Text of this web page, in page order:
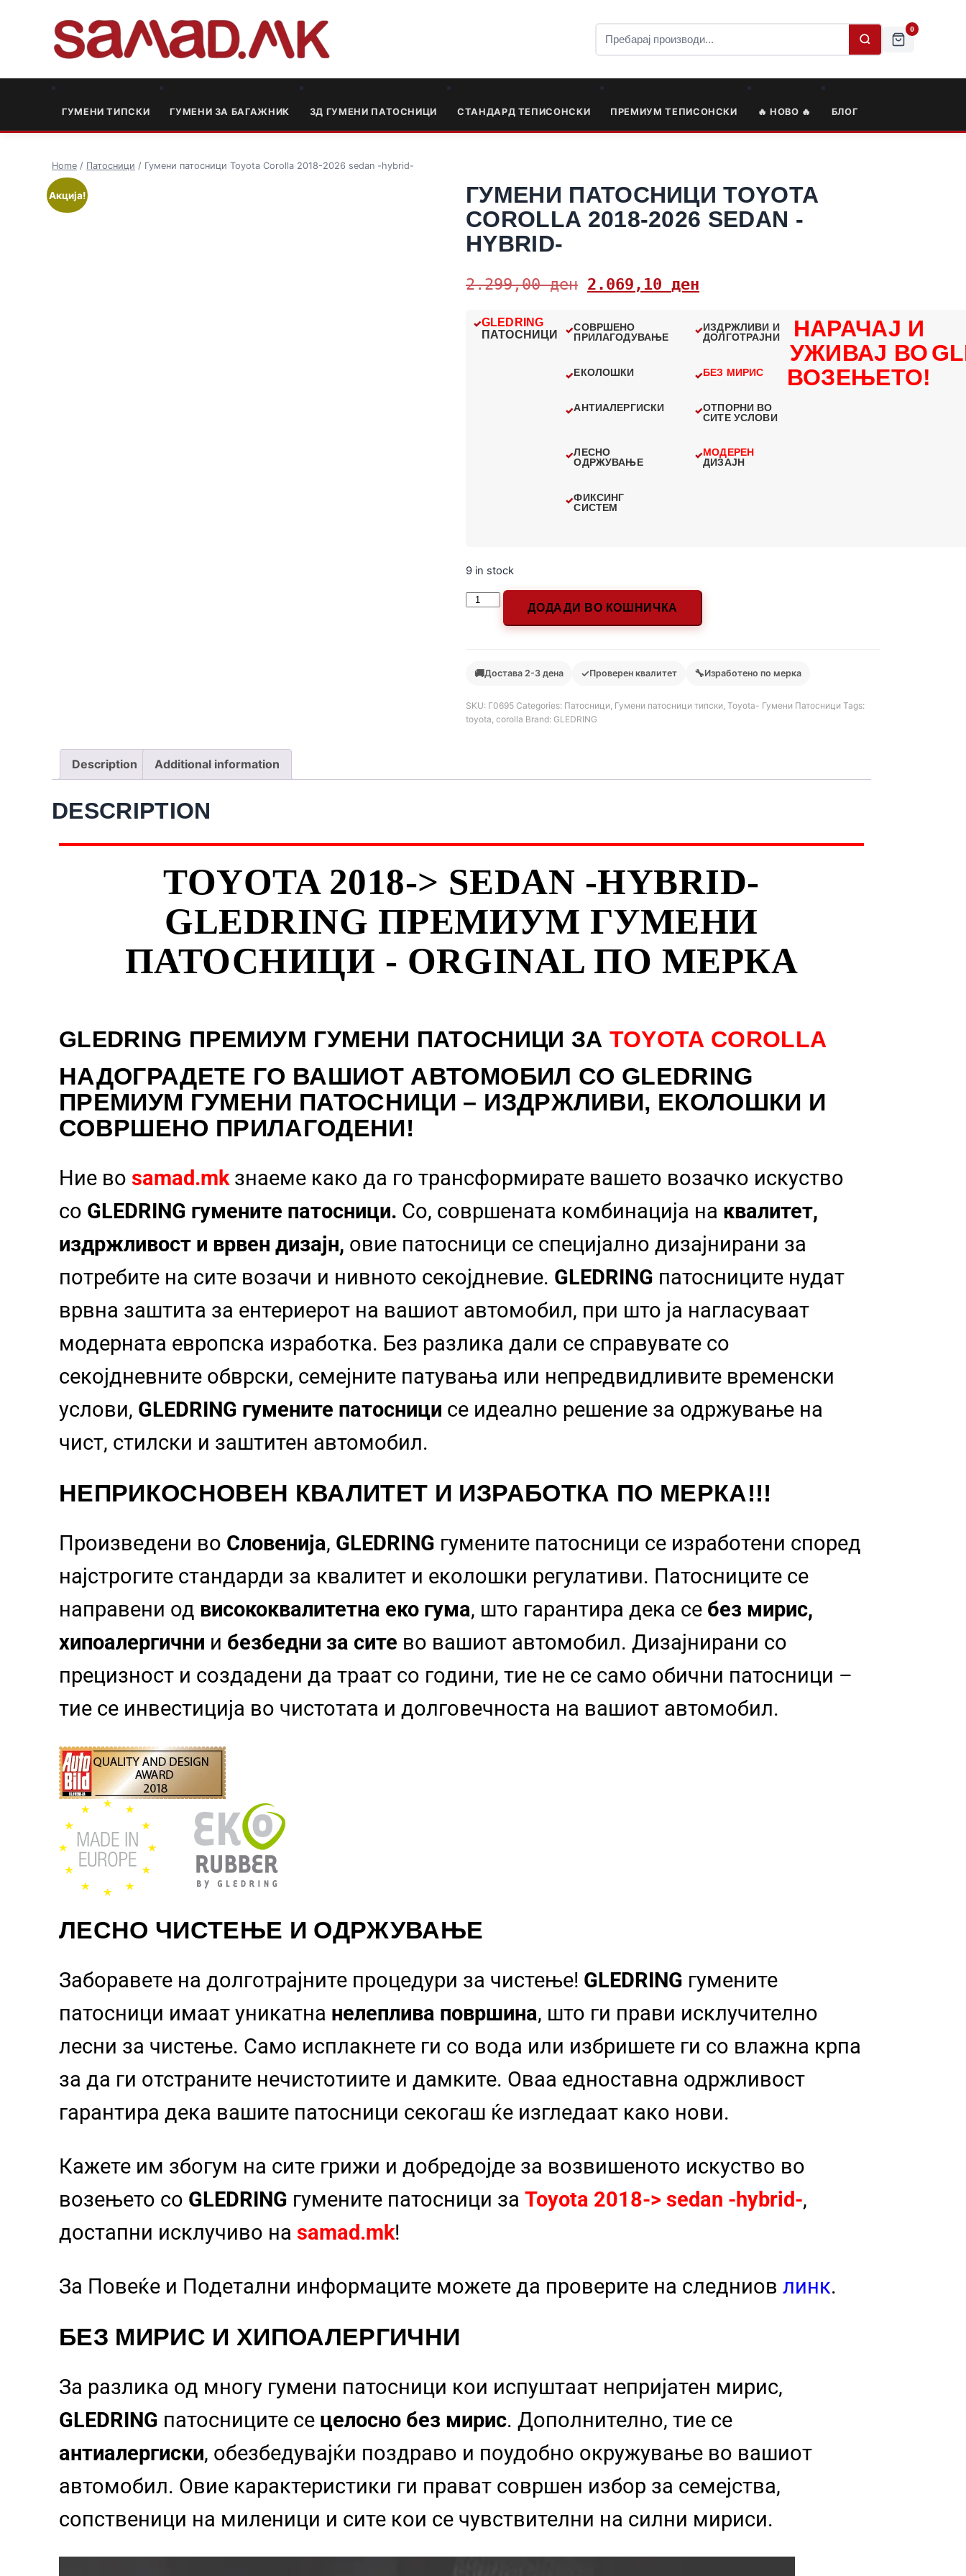
0
ГУМЕНИ ТИПСКИ ГУМЕНИ ЗА БАГАЖНИК 3Д ГУМЕНИ ПАТОСНИЦИ СТАНДАРД ТЕПИСОНСКИ ПРЕМИУМ ТЕПИСОНСКИ 🔥 НОВО 🔥 БЛОГ
Home / Патосници / Гумени патосници Toyota Corolla 2018-2026 sedan -hybrid-
Акција!
ГУМЕНИ ПАТОСНИЦИ TOYOTA
COROLLA 2018-2026 SEDAN -
HYBRID-
2.299,00ден 2.069,10 ден
GLEDRING
ПАТОСНИЦИ
СОВРШЕНО
ПРИЛАГОДУВАЊЕ
ИЗДРЖЛИВИ И
ДОЛГОТРАЈНИ
ЕКОЛОШКИ БЕЗ МИРИС
АНТИАЛЕРГИСКИ
ОТПОРНИ ВО
СИТЕ УСЛОВИ
ЛЕСНО
ОДРЖУВАЊЕ
МОДЕРЕН
ДИЗАЈН
ФИКСИНГ
СИСТЕМ
НАРАЧАЈ И
УЖИВАЈ ВО
ВОЗЕЊЕТО!
9 in stock
ДОДАДИ ВО КОШНИЧКА
🚚Достава 2-3 дена ✓Проверен квалитет 🔧Изработено по мерка
SKU: Г0695 Categories: Патосници Гумени патосници типски Toyota- Гумени Патосници Tags:
toyota corolla Brand: GLEDRING
Description Additional information
DESCRIPTION
TOYOTA 2018-> SEDAN -HYBRID-
GLEDRING ПРЕМИУМ ГУМЕНИ
ПАТОСНИЦИ - ORGINAL ПО МЕРКА
GLEDRING ПРЕМИУМ ГУМЕНИ ПАТОСНИЦИ ЗА TOYOTA COROLLA
НАДОГРАДЕТЕ ГО ВАШИОТ АВТОМОБИЛ СО GLEDRING
ПРЕМИУМ ГУМЕНИ ПАТОСНИЦИ – ИЗДРЖЛИВИ, ЕКОЛОШКИ И
СОВРШЕНО ПРИЛАГОДЕНИ!
Ние во samad.mkзнаеме како да го трансформирате вашето возачко искуство
со GLEDRING гумените патосници. Со, совршената комбинација на квалитет,
издржливост и врвен дизајн, овие патосници се специјално дизајнирани за
потребите на сите возачи и нивното секојдневие. GLEDRING патосниците нудат
врвна заштита за ентериерот на вашиот автомобил, при што ја нагласуваат
модерната европска изработка. Без разлика дали се справувате со
секојдневните обврски, семејните патувања или непредвидливите временски
услови, GLEDRING гумените патосници се идеално решение за одржување на
чист, стилски и заштитен автомобил.
НЕПРИКОСНОВЕН КВАЛИТЕТ И ИЗРАБОТКА ПО МЕРКА!!!
Произведени во Словенија, GLEDRING гумените патосници се изработени според
најстрогите стандарди за квалитет и еколошки регулативи. Патосниците се
направени од висококвалитетна еко гума, што гарантира дека се без мирис,
хипоалергични и безбедни за сите во вашиот автомобил. Дизајнирани со
прецизност и создадени да траат со години, тие не се само обични патосници –
тие се инвестиција во чистотата и долговечноста на вашиот автомобил.
ЛЕСНО ЧИСТЕЊЕ И ОДРЖУВАЊЕ
Заборавете на долготрајните процедури за чистење! GLEDRING гумените
патосници имаат уникатна нелеплива површина, што ги прави исклучително
лесни за чистење. Само исплакнете ги со вода или избришете ги со влажна крпа
за да ги отстраните нечистотиите и дамките. Оваа едноставна одржливост
гарантира дека вашите патосници секогаш ќе изгледаат како нови.
Кажете им збогум на сите грижи и добредојде за возвишеното искуство во
возењето со GLEDRING гумените патосници за Toyota 2018-> sedan -hybrid-,
достапни исклучиво на samad.mk!
За Повеќе и Подетални информаците можете да проверите на следниов линк.
БЕЗ МИРИС И ХИПОАЛЕРГИЧНИ
За разлика од многу гумени патосници кои испуштаат непријатен мирис,
GLEDRING патосниците се целосно без мирис. Дополнително, тие се
антиалергиски, обезбедувајќи поздраво и поудобно окружување во вашиот
автомобил. Овие карактеристики ги прават совршен избор за семејства,
сопственици на миленици и сите кои се чувствителни на силни мириси.